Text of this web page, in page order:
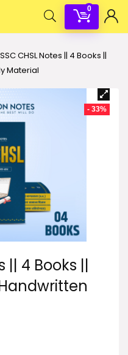
0
SSC CHSL Notes || 4 Books ||
Material
- 33%
|| 4 Books ||
Handwritten